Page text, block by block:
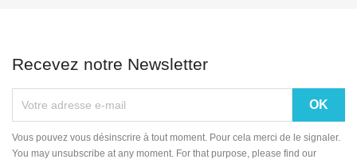
Recevez notre Newsletter
Vous pouvez vous désinscrire à tout moment. Pour cela merci de le signaler.
You may unsubscribe at any moment. For that purpose, please find our